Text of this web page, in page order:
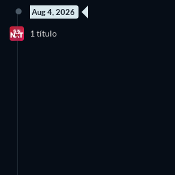
Aug 4, 2026
1 título